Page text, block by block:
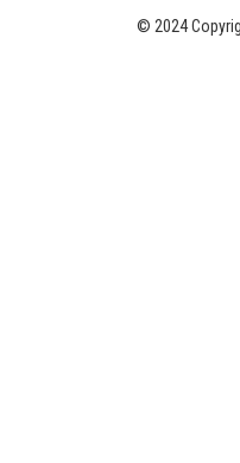
© 2024